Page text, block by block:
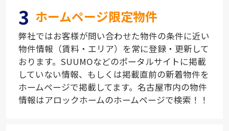
3 ホームページ限定物件
弊社ではお客様が問い合わせた物件の条件に近い
物件情報（賃料・エリア）を常に登録・更新して
おります。SUUMOなどのポータルサイトに掲載
していない情報、もしくは掲載直前の新着物件を
ホームページで掲載してます。名古屋市内の物件
情報はアロックホームのホームページで検索！！